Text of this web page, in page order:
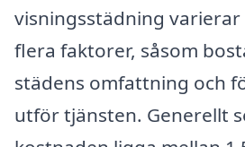
visningsstädning
flera faktorer, såsom
städens omfattning och
utför tjänsten. Generellt